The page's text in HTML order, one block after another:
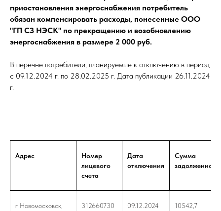
приостановления энергоснабжения потребитель
обязан компенсировать расходы, понесенные ООО
"ГП СЗ НЭСК" по прекращению и возобновлению
энергоснабжения в размере 2 000 руб.
В перечне потребители, планируемые к отключению в период
с 09.12.2024 г. по 28.02.2025 г. Дата публикации 26.11.2024
г.
Адрес
Номер
лицевого
счета
Дата
отключения
Сумма
г Новомосковск,
312660730 09.12.2024 10542,7